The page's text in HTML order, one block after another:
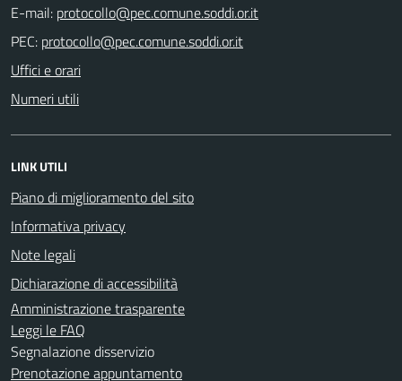
E-mail:
PEC:
Uffici e orari
Numeri utili
LINK UTILI
Piano di miglioramento del sito
Informativa privacy
Note legali
Dichiarazione di accessibilità
Amministrazione trasparente
Leggi le FAQ
Segnalazione disservizio
Prenotazione appuntamento